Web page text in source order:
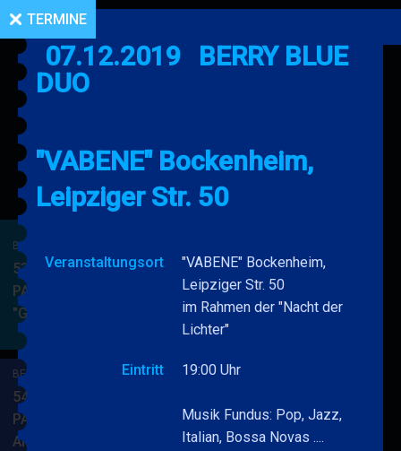
BERRY BLUE & BAND
53. JAZZ Matinee in den
PARKSIDE STUDIOS
"Gypsy Jazz"
BERRY BLUE & BAND
54. JAZZ Matinee in den
PARKSIDE STUDIOS
American Songbook
TERMINE
07.12.2019
BERRY BLUE
DUO
"VABENE" Bockenheim,
Leipziger Str. 50
Veranstaltungsort
"VABENE" Bockenheim,
Leipziger Str. 50
im Rahmen der "Nacht der
Lichter"
Eintritt 19:00 Uhr
Musik Fundus: Pop, Jazz,
Italian, Bossa Novas ....